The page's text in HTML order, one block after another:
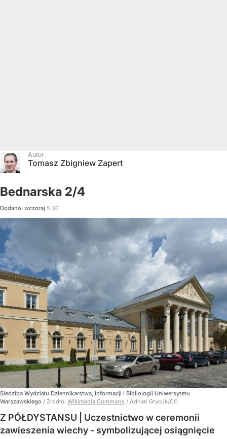
Autor:
Tomasz Zbigniew Zapert
Bednarska 2/4
Dodano: wczoraj 5:30
Siedziba Wydziału Dziennikarstwa, Informacji i Bibliologii Uniwersytetu
Warszawskiego / Źródło: Wikimedia Commons / Adrian Grycuk/CC
Z PÓŁDYSTANSU | Uczestnictwo w ceremonii
zawieszenia wiechy - symbolizującej osiągnięcie